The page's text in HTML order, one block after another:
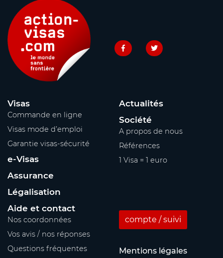
Visas
Commande en ligne
Visas mode d’emploi
Garantie visas-sécurité
e-Visas
Assurance
Légalisation
Actualités
Société
A propos de nous
Références
1 Visa = 1 euro
Aide et contact
Nos coordonnées
Vos avis / nos réponses
Questions fréquentes
compte / suivi
Mentions légales